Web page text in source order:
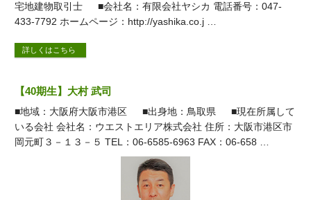
宅地建物取引士 ■会社名：有限会社ヤシカ 電話番号：047-
433-7792 ホームページ：http://yashika.co.j …
詳しくはこちら
【40期生】大村 武司
■地域：大阪府大阪市港区 ■出身地：鳥取県 ■現在所属して
いる会社 会社名：ウエストエリア株式会社 住所：大阪市港区市
岡元町３－１３－５ TEL：06-6585-6963 FAX：06-658 …